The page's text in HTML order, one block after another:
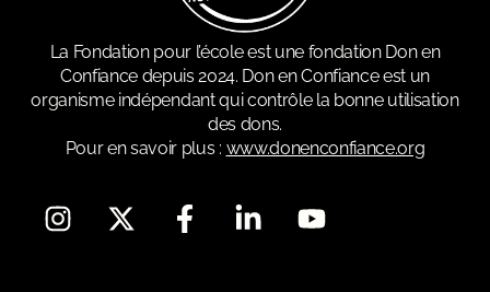
La Fondation pour l’école est une fondation Don en
Confiance depuis 2024. Don en Confiance est un
organisme indépendant qui contrôle la bonne utilisation
des dons.
Pour en savoir plus : www.donenconfiance.org